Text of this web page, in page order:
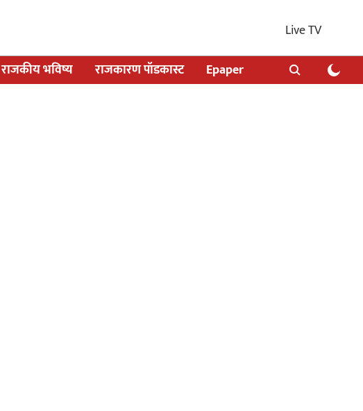
Live TV
राजकीय भविष्य राजकारण पॉडकास्ट Epaper